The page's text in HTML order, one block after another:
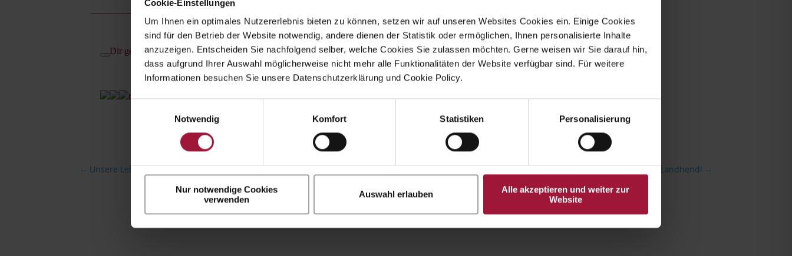
Cookie-Einstellungen
Um Ihnen ein optimales Nutzererlebnis bieten zu können, setzen wir auf unseren Websites Cookies ein. Einige Cookies
sind für den Betrieb der Website notwendig, andere dienen der Statistik oder ermöglichen, Ihnen personalisierte Inhalte
anzuzeigen. Entscheiden Sie nachfolgend selber, welche Cookies Sie zulassen möchten. Gerne weisen wir Sie darauf hin,
dass aufgrund Ihrer Auswahl möglicherweise nicht mehr alle Funktionalitäten der Website verfügbar sind. Für weitere
Informationen besuchen Sie unsere Datenschutzerklärung und Cookie Policy.
Notwendig
Komfort Statistiken Personalisierung
Nur notwendige Cookies
verwenden
Auswahl erlauben
Alle akzeptieren und weiter zur
Website
Dir gefällt dieser Beitrag
teile ihn mit deinen freunden
← Unsere Lehrlinge sind SPITZE! LH Stelzer zu Besuch bei Hubers Landhendl →